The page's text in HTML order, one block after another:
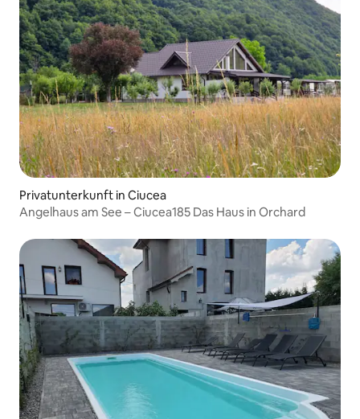
Privatunterkunft in Ciucea
Angelhaus am See – Ciucea185 Das Haus in Orchard